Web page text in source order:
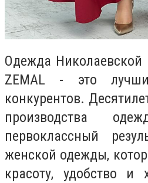
Одежда
ZEMAL - это
конкурентов.
производства
первоклассный
женской одежды,
красоту, удобство и